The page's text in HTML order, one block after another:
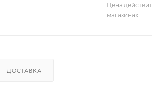
Цена
магазинах
ДОСТАВКА